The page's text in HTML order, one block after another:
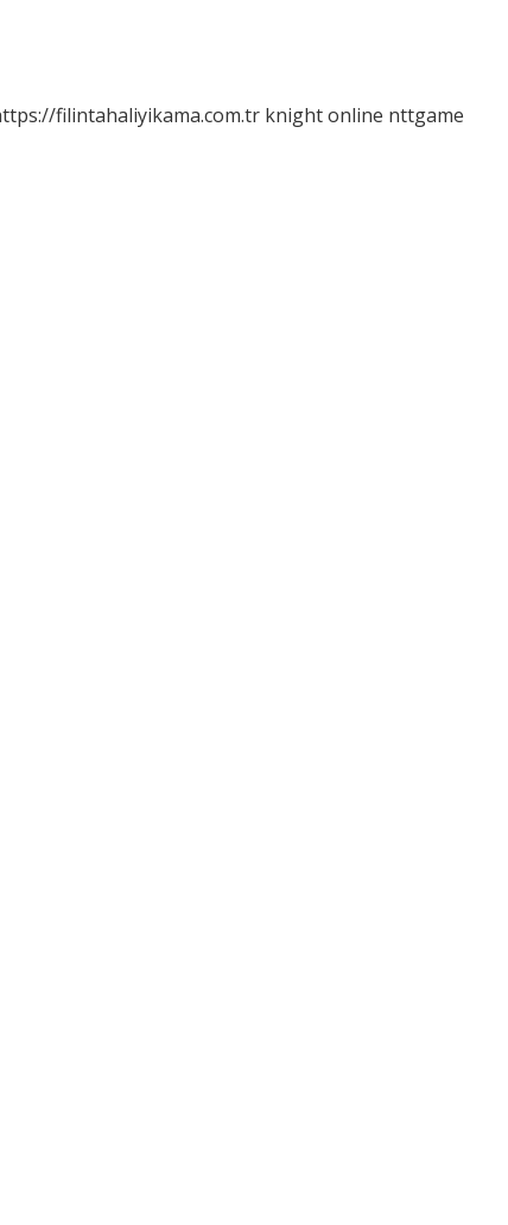
filintahaliyikama.com.tr knight online nttgame